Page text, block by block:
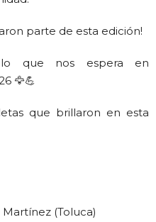
parte de esta edición!
que nos espera en
🦅💪
que brillaron en esta
(Toluca)